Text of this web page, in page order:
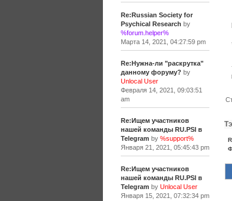
Re:Russian Society for
Psychical Research by
%forum.helper%
Марта 14, 2021, 04:27:59 pm
Re:Нужна-ли "раскрутка"
данному форуму? by
Unlocal User
Февраля 14, 2021, 09:03:51
am
Re:Ищем участников
нашей команды RU.PSI в
Telegram by %support%
Января 21, 2021, 05:45:43 pm
Re:Ищем участников
нашей команды RU.PSI в
Telegram by Unlocal User
Января 15, 2021, 07:32:34 pm